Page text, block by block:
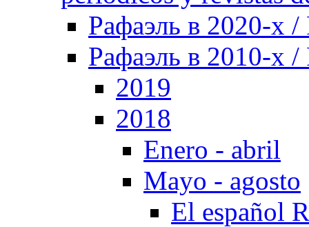
Рафаэль в 2020-х /
Рафаэль в 2010-х /
2019
2018
Enero - abril
Mayo - agosto
El español